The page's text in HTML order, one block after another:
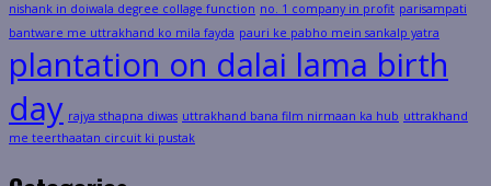
nishank in doiwala degree collage function no. 1 company in profit parisampati
bantware me uttrakhand ko mila fayda pauri ke pabho mein sankalp yatra
plantation on dalai lama birth
day rajya sthapna diwas uttrakhand bana film nirmaan ka hub uttrakhand
me teerthaatan circuit ki pustak